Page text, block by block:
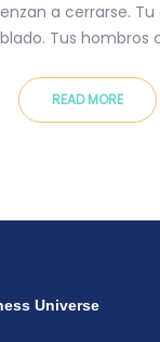
a cerrarse.
Tus hombros
READ MORE
Universe